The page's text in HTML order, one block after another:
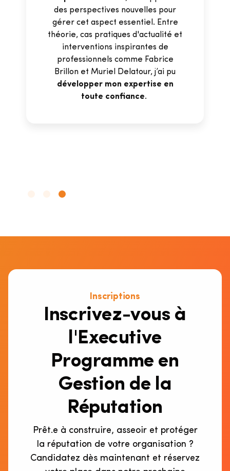
des perspectives nouvelles pour
gérer cet aspect essentiel. Entre
théorie, cas pratiques d'actualité et
interventions inspirantes de
professionnels comme Fabrice
Brillon et Muriel Delatour, j’ai pu
développer mon expertise en
toute confiance.
Inscriptions
Inscrivez-vous à
l'Executive
Programme en
Gestion de la
Réputation
Prêt.e à construire, asseoir et protéger
la réputation de votre organisation ?
Candidatez dès maintenant et réservez